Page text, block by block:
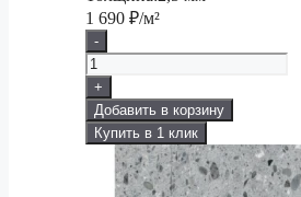
1 690 ₽/м²
-
+
Добавить в корзину
Купить в 1 клик